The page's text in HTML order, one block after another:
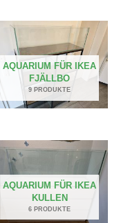
AQUARIUM FÜR IKEA
FJÄLLBO
9 PRODUKTE
AQUARIUM FÜR IKEA
KULLEN
6 PRODUKTE